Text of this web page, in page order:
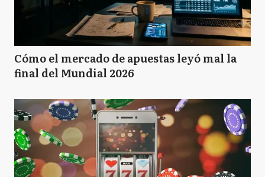
Cómo el mercado de apuestas leyó mal la
final del Mundial 2026